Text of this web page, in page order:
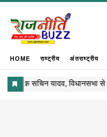
HOME राष्ट्रीय अंतराष्ट्रीय